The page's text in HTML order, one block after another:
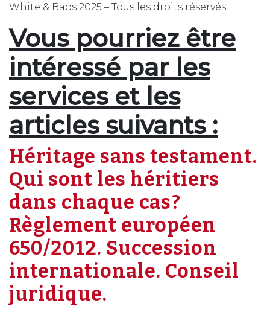
White & Baos 2025 – Tous les droits réservés.
Vous pourriez être
intéressé par les
services et les
articles suivants :
Héritage sans testament.
Qui sont les héritiers
dans chaque cas?
Règlement européen
650/2012. Succession
internationale. Conseil
juridique.